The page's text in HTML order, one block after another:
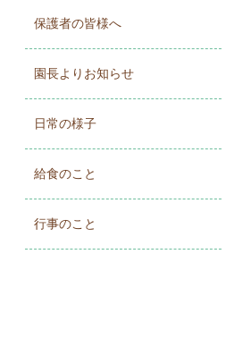
保護者の皆様へ
園長よりお知らせ
日常の様子
給食のこと
行事のこと